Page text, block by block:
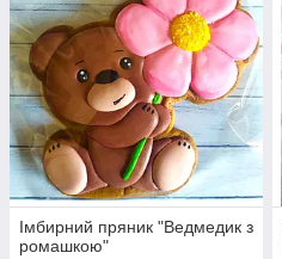
Імбирний пряник "Ведмедик з
ромашкою"